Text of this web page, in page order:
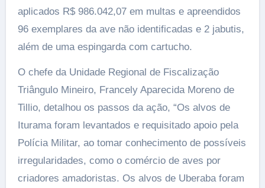
aplicados R$ 986.042,07 em multas e apreendidos
96 exemplares da ave não identificadas e 2 jabutis,
além de uma espingarda com cartucho.
O chefe da Unidade Regional de Fiscalização
Triângulo Mineiro, Francely Aparecida Moreno de
Tillio, detalhou os passos da ação, “Os alvos de
Iturama foram levantados e requisitado apoio pela
Polícia Militar, ao tomar conhecimento de possíveis
irregularidades, como o comércio de aves por
criadores amadoristas. Os alvos de Uberaba foram